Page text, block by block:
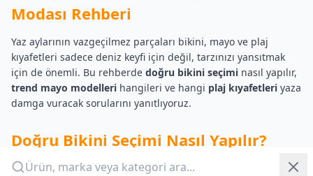
Plaj & Mayo
Yazlık Pijama
Kampanyalar
Yeni Gelenler
OUTLET
Modası Rehberi
Yaz aylarının vazgeçilmez parçaları bikini, mayo ve plaj
kıyafetleri sadece deniz keyfi için değil, tarzınızı yansıtmak
için de önemli. Bu rehberde doğru bikini seçimi nasıl yapılır,
trend mayo modelleri hangileri ve hangi plaj kıyafetleri yaza
damga vuracak sorularını yanıtlıyoruz.
Doğru Bikini Seçimi Nasıl Yapılır?
Her vücut tipi farklıdır ve